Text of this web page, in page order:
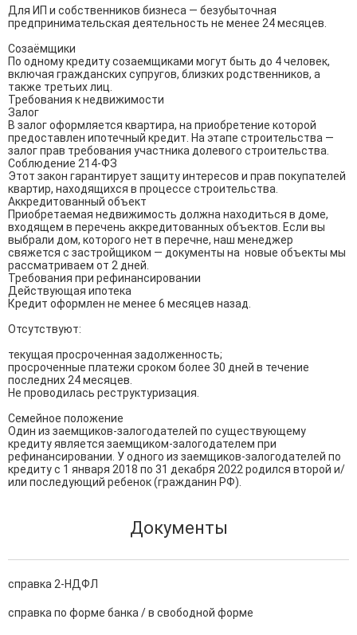
Для ИП и собственников бизнеса — безубыточная
предпринимательская деятельность не менее 24 месяцев.
Созаёмщики
По одному кредиту созаемщиками могут быть до 4 человек,
включая гражданских супругов, близких родственников, а
также третьих лиц.
Требования к недвижимости
Залог
В залог оформляется квартира, на приобретение которой
предоставлен ипотечный кредит. На этапе строительства —
залог прав требования участника долевого строительства.
Соблюдение 214-ФЗ
Этот закон гарантирует защиту интересов и прав покупателей
квартир, находящихся в процессе строительства.
Аккредитованный объект
Приобретаемая недвижимость должна находиться в доме,
входящем в перечень аккредитованных объектов. Если вы
выбрали дом, которого нет в перечне, наш менеджер
свяжется с застройщиком — документы на  новые объекты мы
рассматриваем от 2 дней.
Требования при рефинансировании
Действующая ипотека
Кредит оформлен не менее 6 месяцев назад.
Отсутствуют:
текущая просроченная задолженность;
просроченные платежи сроком более 30 дней в течение
последних 24 месяцев.
Не проводилась реструктуризация.
Семейное положение
Один из заемщиков-залогодателей по существующему
кредиту является заемщиком-залогодателем при
рефинансировании. У одного из заемщиков-залогодателей по
кредиту с 1 января 2018 по 31 декабря 2022 родился второй и/
или последующий ребенок (гражданин РФ).
Документы
справка 2-НДФЛ
справка по форме банка / в свободной форме